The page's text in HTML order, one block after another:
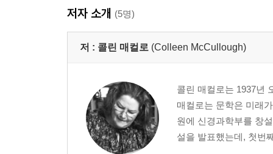
저자 소개 (5명)
저 : 콜린 매컬로 (Colleen McCullough)
콜린 매컬로는 1937년
매컬로는 문학은 미래
원에 신경과학부를 창
설을 발표했는데, 첫번